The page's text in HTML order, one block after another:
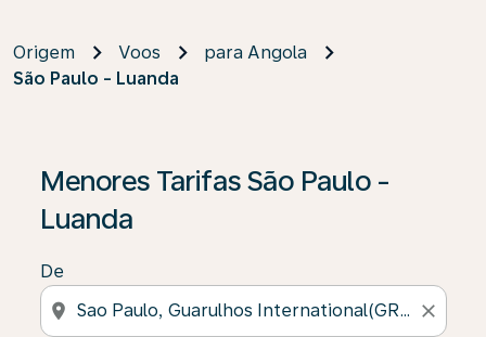
Origem Voos
para Angola
São Paulo - Luanda
Menores Tarifas São Paulo -
Luanda
De
location_on close
Se não forem encontrados resultados, clique em